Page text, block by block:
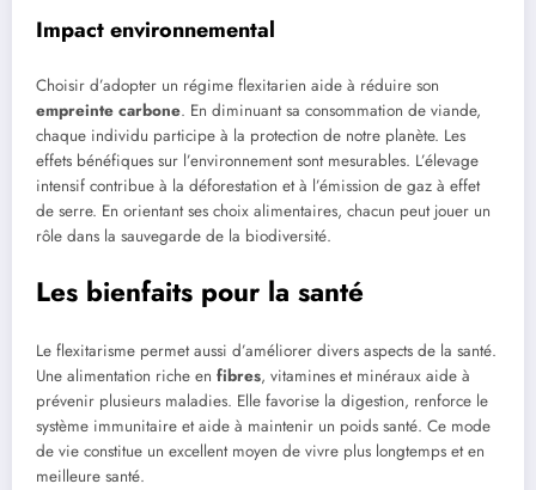
Impact environnemental
Choisir d’adopter un régime flexitarien aide à réduire son
empreinte carbone. En diminuant sa consommation de viande,
chaque individu participe à la protection de notre planète. Les
effets bénéfiques sur l’environnement sont mesurables. L’élevage
intensif contribue à la déforestation et à l’émission de gaz à effet
de serre. En orientant ses choix alimentaires, chacun peut jouer un
rôle dans la sauvegarde de la biodiversité.
Les bienfaits pour la santé
Le flexitarisme permet aussi d’améliorer divers aspects de la santé.
Une alimentation riche en fibres, vitamines et minéraux aide à
prévenir plusieurs maladies. Elle favorise la digestion, renforce le
système immunitaire et aide à maintenir un poids santé. Ce mode
de vie constitue un excellent moyen de vivre plus longtemps et en
meilleure santé.